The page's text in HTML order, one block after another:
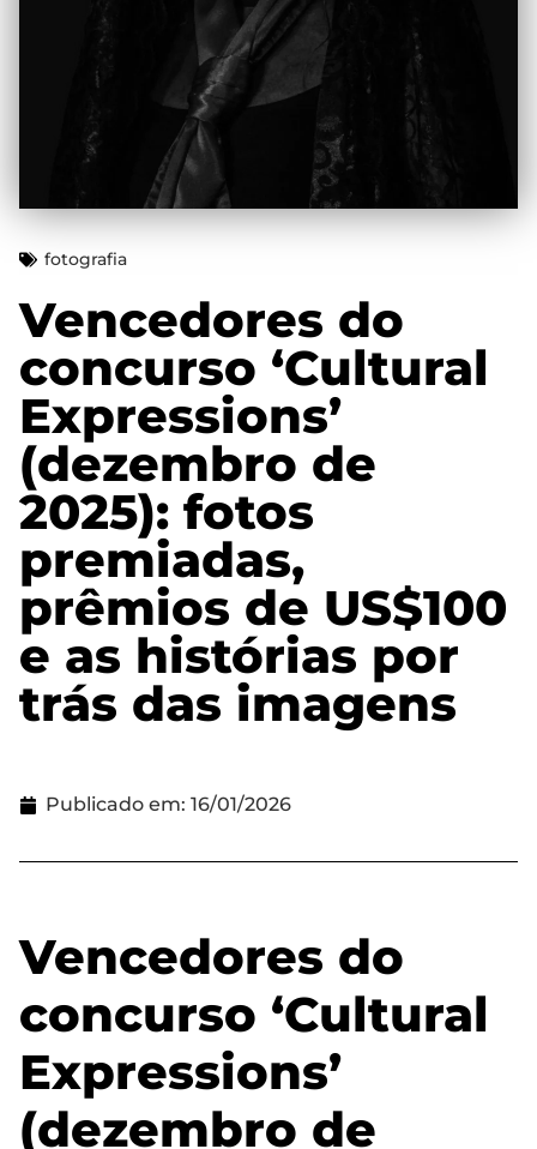
fotografia
Vencedores do
concurso ‘Cultural
Expressions’
(dezembro de
2025): fotos
premiadas,
prêmios de US$100
e as histórias por
trás das imagens
Publicado em: 16/01/2026
Vencedores do
concurso ‘Cultural
Expressions’
(dezembro de